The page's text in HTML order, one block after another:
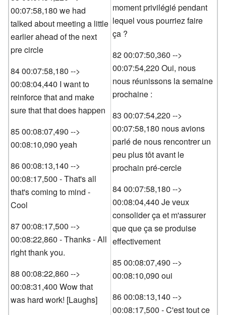
00:07:58,180 we had
talked about meeting a little
earlier ahead of the next
pre circle
84 00:07:58,180 -->
00:08:04,440 I want to
reinforce that and make
sure that that does happen
85 00:08:07,490 -->
00:08:10,090 yeah
86 00:08:13,140 -->
00:08:17,500 - That's all
that's coming to mind -
Cool
87 00:08:17,500 -->
00:08:22,860 - Thanks - All
right thank you.
88 00:08:22,860 -->
00:08:31,400 Wow that
was hard work! [Laughs]
moment privilégié pendant
lequel vous pourriez faire
ça ?
82 00:07:50,360 -->
00:07:54,220 Oui, nous
nous réunissons la semaine
prochaine :
83 00:07:54,220 -->
00:07:58,180 nous avions
parlé de nous rencontrer un
peu plus tôt avant le
prochain pré-cercle
84 00:07:58,180 -->
00:08:04,440 Je veux
consolider ça et m'assurer
que que ça se produise
effectivement
85 00:08:07,490 -->
00:08:10,090 oui
86 00:08:13,140 -->
00:08:17,500 - C'est tout ce